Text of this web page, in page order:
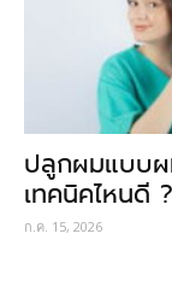
ปลูกผมแบบผ
เทคนิคไหนดี ?
ก.ค. 15, 2026